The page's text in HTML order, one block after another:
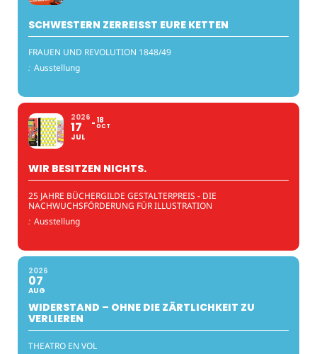
SCHWESTERN ZERREISST EURE KETTEN
FRAUEN UND REVOLUTION 1848/49
: Ausstellung
2026
17
JUL
18
OCT
WIR BESITZEN NICHTS.
25 JAHRE BÜCHERGILDE GESTALTERPREIS - DIE
NACHWUCHSFÖRDERUNG FÜR ILLUSTRATION
: Ausstellung
2026
07
AUG
WIDERSTAND – OHNE DIE ZÄRTLICHKEIT ZU
VERLIEREN
THEATRO EN VOL